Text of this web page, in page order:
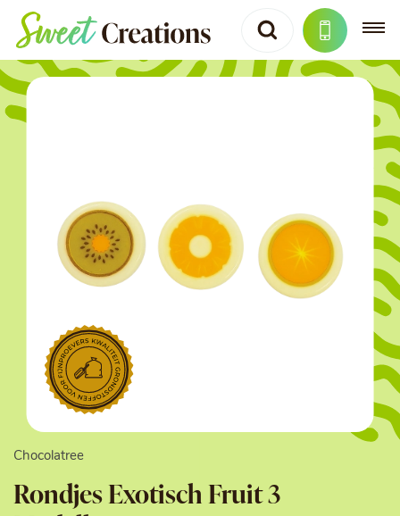
Chocolatree
Rondjes Exotisch Fruit 3